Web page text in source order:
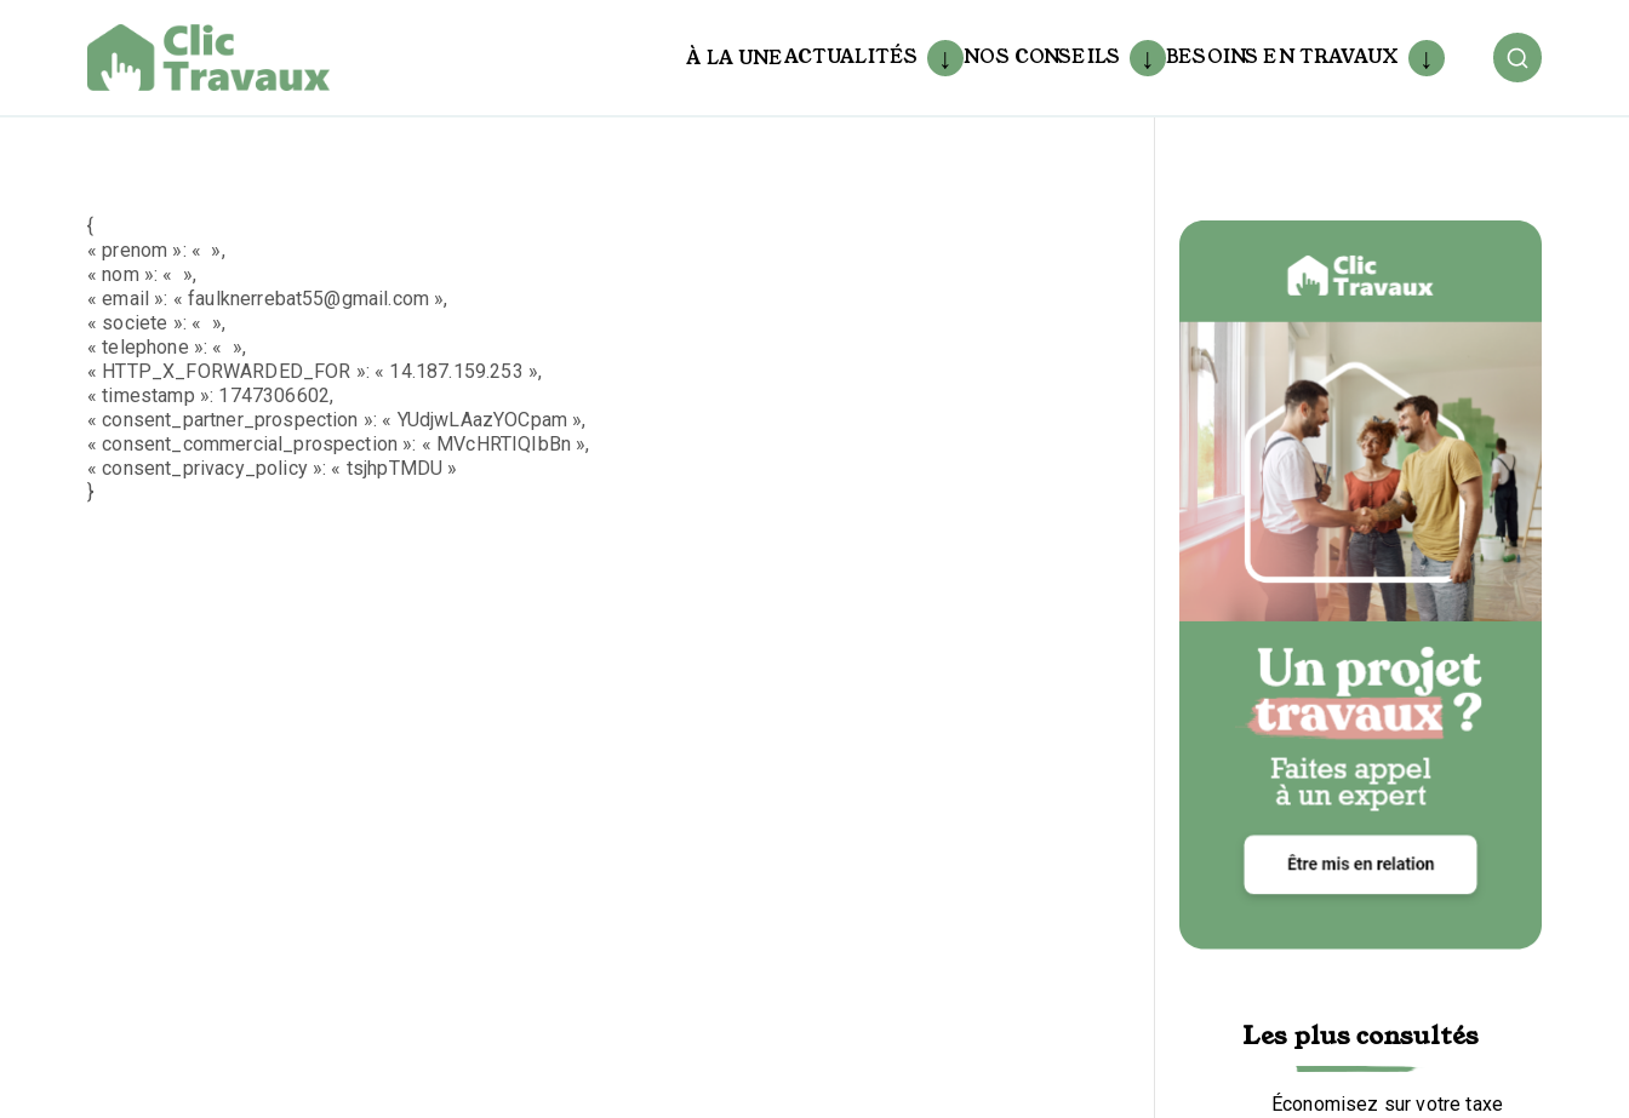
À LA UNEACTUALITÉS NOS CONSEILS BESOINS EN TRAVAUX
{
« prenom »: « »,
« nom »: « »,
« email »: « faulknerrebat55@gmail.com »,
« societe »: « »,
« telephone »: « »,
« HTTP_X_FORWARDED_FOR »: « 14.187.159.253 »,
« timestamp »: 1747306602,
« consent_partner_prospection »: « YUdjwLAazYOCpam »,
« consent_commercial_prospection »: « MVcHRTIQIbBn »,
« consent_privacy_policy »: « tsjhpTMDU »
}
Les plus consultés
Économisez sur votre taxe